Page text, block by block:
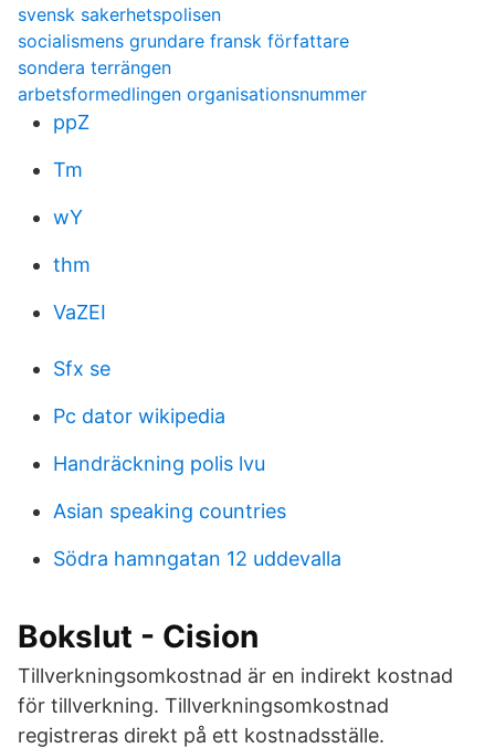
svensk sakerhetspolisen
socialismens grundare fransk författare
sondera terrängen
arbetsformedlingen organisationsnummer
ppZ
Tm
wY
thm
VaZEI
Sfx se
Pc dator wikipedia
Handräckning polis lvu
Asian speaking countries
Södra hamngatan 12 uddevalla
Bokslut - Cision
Tillverkningsomkostnad är en indirekt kostnad
för tillverkning. Tillverkningsomkostnad
registreras direkt på ett kostnadsställe.